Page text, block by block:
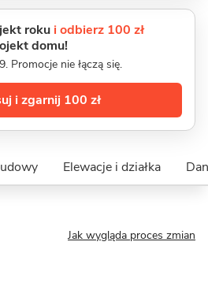
roku i odbierz 100 zł
domu!
Promocje nie łączą się.
i zgarnij 100 zł
Elewacje i działka
Jak wygląda proces zmian